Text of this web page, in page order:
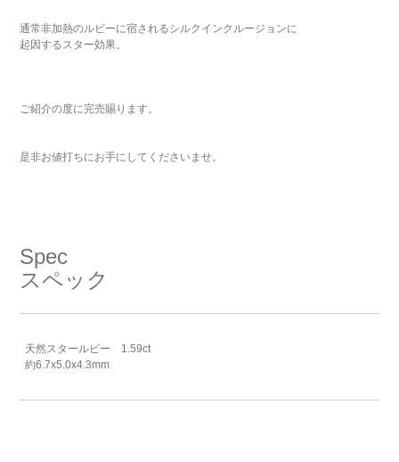
通常非加熱のルビーに宿されるシルクインクルージョンに
起因するスター効果。
ご紹介の度に完売賜ります。
是非お値打ちにお手にしてくださいませ。
Spec
スペック
天然スタールビー 1.59ct
約6.7x5.0x4.3mm